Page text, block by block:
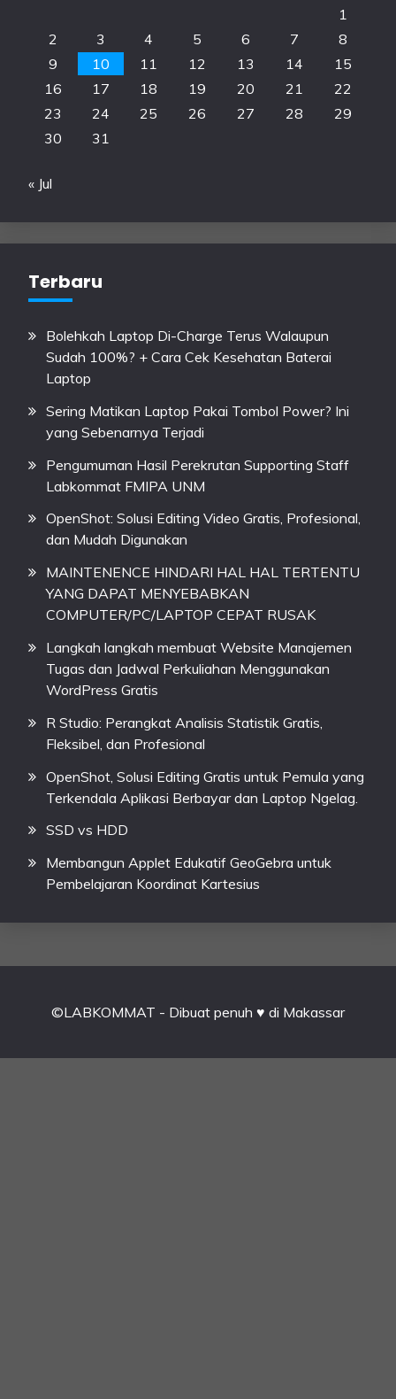
1
2
3 4 5 6 7
8
9
10 11 12 13 14
15
16
17 18 19 20 21
22
23
24 25 26 27 28
29
30
31
« Jul
Terbaru
Bolehkah Laptop Di-Charge Terus Walaupun
Sudah 100%? + Cara Cek Kesehatan Baterai
Laptop
Sering Matikan Laptop Pakai Tombol Power? Ini
yang Sebenarnya Terjadi
Pengumuman Hasil Perekrutan Supporting Staff
Labkommat FMIPA UNM
OpenShot: Solusi Editing Video Gratis, Profesional,
dan Mudah Digunakan
MAINTENENCE HINDARI HAL HAL TERTENTU
YANG DAPAT MENYEBABKAN
COMPUTER/PC/LAPTOP CEPAT RUSAK
Langkah langkah membuat Website Manajemen
Tugas dan Jadwal Perkuliahan Menggunakan
WordPress Gratis
R Studio: Perangkat Analisis Statistik Gratis,
Fleksibel, dan Profesional
OpenShot, Solusi Editing Gratis untuk Pemula yang
Terkendala Aplikasi Berbayar dan Laptop Ngelag.
SSD vs HDD
Membangun Applet Edukatif GeoGebra untuk
Pembelajaran Koordinat Kartesius
©LABKOMMAT - Dibuat penuh ♥ di Makassar